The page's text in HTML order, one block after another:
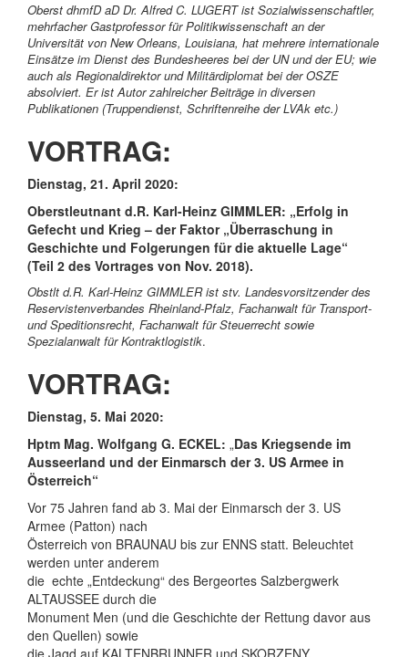
Oberst dhmfD aD Dr. Alfred C. LUGERT ist Sozialwissenschaftler,
mehrfacher Gastprofessor für Politikwissenschaft an der
Universität von New Orleans, Louisiana, hat mehrere internationale
Einsätze im Dienst des Bundesheeres bei der UN und der EU; wie
auch als Regionaldirektor und Militärdiplomat bei der OSZE
absolviert. Er ist Autor zahlreicher Beiträge in diversen
Publikationen (Truppendienst, Schriftenreihe der LVAk etc.)
VORTRAG:
Dienstag, 21. April 2020:
Oberstleutnant d.R. Karl-Heinz GIMMLER: „Erfolg in
Gefecht und Krieg – der Faktor „Überraschung in
Geschichte und Folgerungen für die aktuelle Lage“
(Teil 2 des Vortrages von Nov. 2018).
Obstlt d.R. Karl-Heinz GIMMLER ist stv. Landesvorsitzender des
Reservistenverbandes Rheinland-Pfalz, Fachanwalt für Transport-
und Speditionsrecht, Fachanwalt für Steuerrecht sowie
Spezialanwalt für Kontraktlogistik.
VORTRAG:
Dienstag, 5. Mai 2020:
Hptm Mag. Wolfgang G. ECKEL: „Das Kriegsende im
Ausseerland und der Einmarsch der 3. US Armee in
Österreich“
Vor 75 Jahren fand ab 3. Mai der Einmarsch der 3. US
Armee (Patton) nach
Österreich von BRAUNAU bis zur ENNS statt. Beleuchtet
werden unter anderem
die echte „Entdeckung“ des Bergeortes Salzbergwerk
ALTAUSSEE durch die
Monument Men (und die Geschichte der Rettung davor aus
den Quellen) sowie